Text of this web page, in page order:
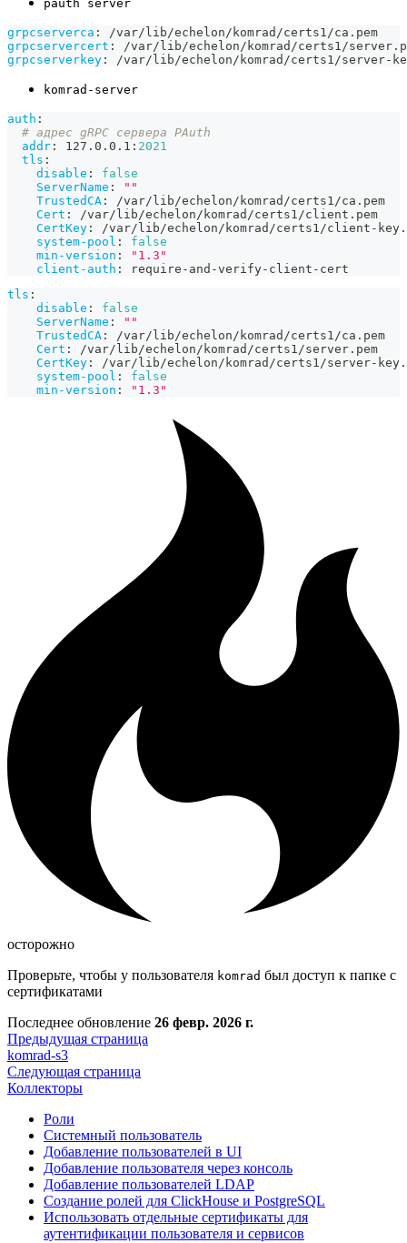
pauth server
grpcserverca :
/var/lib/echelon/komrad/certs1/ca.pem
grpcservercert :
/var/lib/echelon/komrad/certs1/
grpcserverkey : /var/lib/echelon/komrad/certs1/server-
komrad-server
auth :
# адрес gRPC сервера PAuth
addr : 127.0.0.1 : 2021
tls :
disable :
false
ServerName :
""
TrustedCA :
/var/lib/echelon/komrad/certs1/ca.pem
Cert :
/var/lib/echelon/komrad/certs1/client.pem
CertKey : /var/lib/echelon/komrad/certs1/client -
system-pool :
false
min-version :
"1.3"
client-auth : require - and -verify- client - cert
tls :
disable :
false
ServerName :
""
TrustedCA :
/var/lib/echelon/komrad/certs1/ca.pem
Cert :
/var/lib/echelon/komrad/certs1/server.pem
CertKey : /var/lib/echelon/komrad/certs1/server-
system-pool :
false
min-version : "1.3"
осторожно
Проверьте, чтобы у пользователя komrad был доступ к папке с
сертификатами
Последнее обновление 26 февр. 2026 г.
Предыдущая страница
komrad-s3
Следующая страница
Коллекторы
Роли
Системный пользователь
Добавление пользователей в UI
Добавление пользователя через консоль
Добавление пользователей LDAP
Создание ролей для ClickHouse и PostgreSQL
Использовать отдельные сертификаты для
аутентификации пользователя и сервисов